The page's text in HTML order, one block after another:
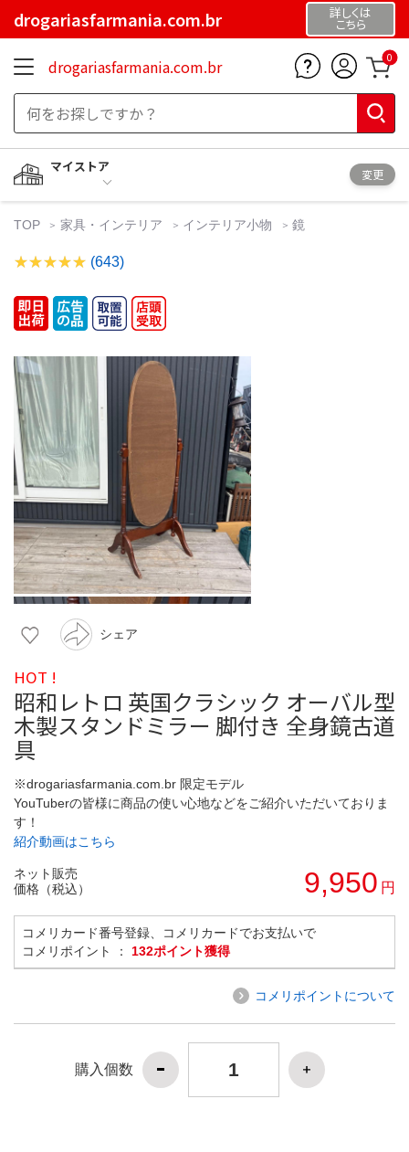
drogariasfarmania.com.br 詳しくは
こちら
drogariasfarmania.com.br 0
マイストア
変更
TOP 家具・インテリア インテリア小物 鏡
(643)
シェア
HOT !
昭和レトロ 英国クラシック オーバル型
木製スタンドミラー 脚付き 全身鏡古道
具
※drogariasfarmania.com.br 限定モデル
YouTuberの皆様に商品の使い心地などをご紹介いただいておりま
す！
紹介動画はこちら
ネット販売
価格（税込）
9,950 円
コメリカード番号登録、コメリカードでお支払いで
コメリポイント ： 132ポイント獲得
コメリポイントについて
購入個数